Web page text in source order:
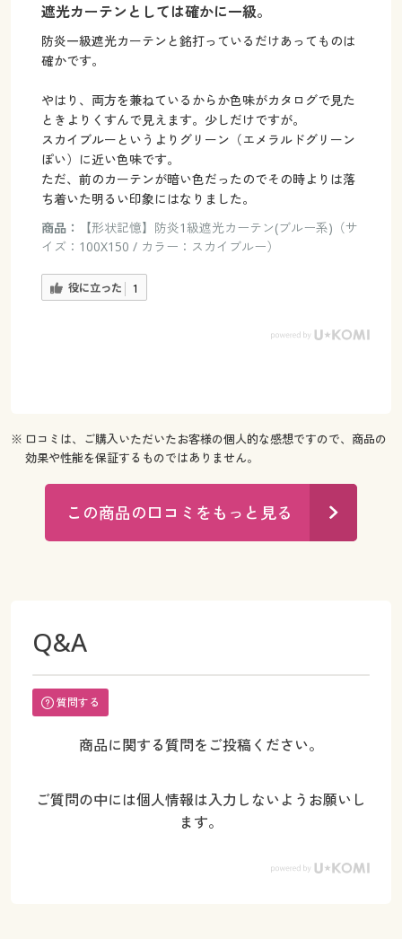
遮光カーテンとしては確かに一級。
防炎一級遮光カーテンと銘打っているだけあってものは
確かです。
やはり、両方を兼ねているからか色味がカタログで見た
ときよりくすんで見えます。少しだけですが。
スカイブルーというよりグリーン（エメラルドグリーン
ぽい）に近い色味です。
ただ、前のカーテンが暗い色だったのでその時よりは落
ち着いた明るい印象にはなりました。
商品：
【形状記憶】防炎1級遮光カーテン(ブルー系)（サ
イズ：100X150 / カラー：スカイブルー）
役に立った 1
※ 口コミは、ご購入いただいたお客様の個人的な感想ですので、商品の
効果や性能を保証するものではありません。
この商品の口コミをもっと見る
Q&A
質問する
商品に関する質問をご投稿ください。
ご質問の中には個人情報は入力しないようお願いし
ます。